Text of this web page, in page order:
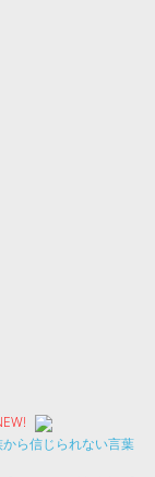
ら信じられない言葉